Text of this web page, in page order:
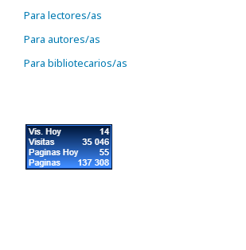
Para lectores/as
Para autores/as
Para bibliotecarios/as